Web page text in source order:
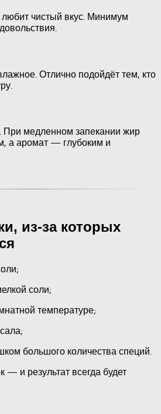
любит чистый вкус. Минимум
Отлично подойдёт тем, кто
При медленном запекании жир
а аромат — глубоким и
из-за которых
соли;
температуре;
большого количества специй.
— и результат всегда будет